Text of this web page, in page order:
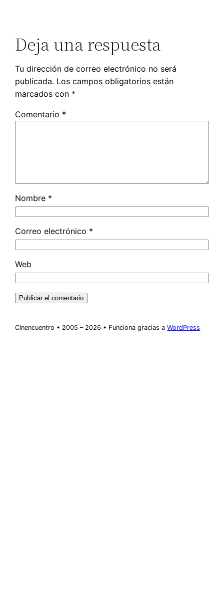
Deja una respuesta
Tu dirección de correo electrónico no será
publicada. Los campos obligatorios están
marcados con *
Comentario *
Nombre *
Correo electrónico *
Web
Cinencuentro • 2005 – 2026 • Funciona gracias aWordPress